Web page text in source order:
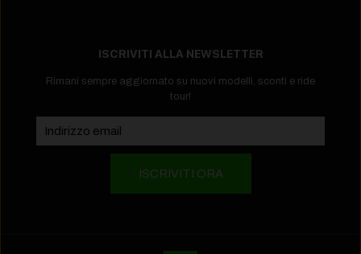
ISCRIVITI ALLA NEWSLETTER
Rimani sempre aggiornato su nuovi modelli, sconti e ride
tour!